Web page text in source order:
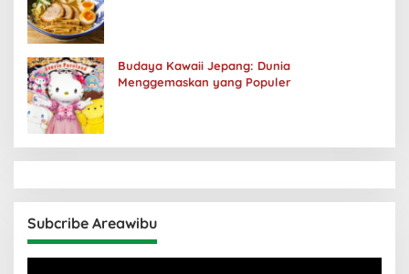
Budaya Kawaii Jepang: Dunia
Menggemaskan yang Populer
Subcribe Areawibu